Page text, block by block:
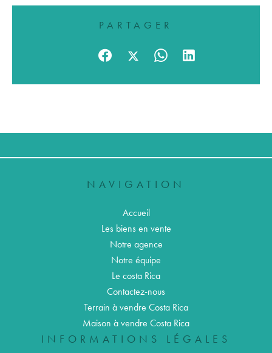
PARTAGER
NAVIGATION
Accueil
Les biens en vente
Notre agence
Notre équipe
Le costa Rica
Contactez-nous
Terrain à vendre Costa Rica
Maison à vendre Costa Rica
INFORMATIONS LÉGALES